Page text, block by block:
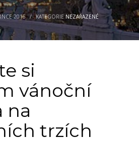
2016 / KATEGORIENEZAŘAZENÉ
si
vánoční
na
trzích